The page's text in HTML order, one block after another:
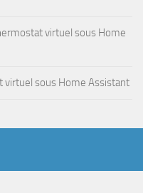
virtuel sous Home
virtuel sous Home Assistant